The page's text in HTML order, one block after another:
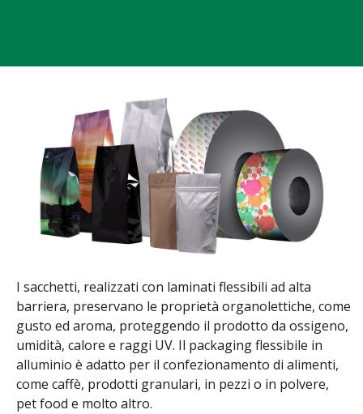
I sacchetti, realizzati con laminati flessibili ad alta
barriera, preservano le proprietà organolettiche, come
gusto ed aroma, proteggendo il prodotto da ossigeno,
umidità, calore e raggi UV. Il packaging flessibile in
alluminio è adatto per il confezionamento di alimenti,
come caffè, prodotti granulari, in pezzi o in polvere,
pet food e molto altro.